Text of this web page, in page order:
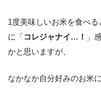
1度美味しいお米を食べ
に「 コレジャナイ…！
」
かと思いますが、
なかなか自分好みのお米